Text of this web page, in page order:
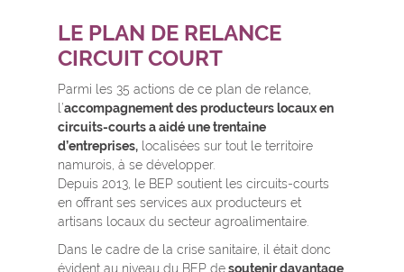
LE PLAN DE RELANCE
CIRCUIT COURT
Parmi les 35 actions de ce plan de relance,
l’accompagnement des producteurs locaux en
circuits-courts a aidé une trentaine
d’entreprises, localisées sur tout le territoire
namurois, à se développer.
Depuis 2013, le BEP soutient les circuits-courts
en offrant ses services aux producteurs et
artisans locaux du secteur agroalimentaire.
Dans le cadre de la crise sanitaire, il était donc
évident au niveau du BEP desoutenir davantage